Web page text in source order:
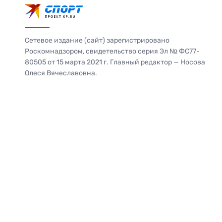
Сетевое издание (сайт) зарегистрировано
Роскомнадзором, свидетельство серия Эл № ФС77-
80505 от 15 марта 2021 г. Главный редактор — Носова
Олеся Вячеславовна.